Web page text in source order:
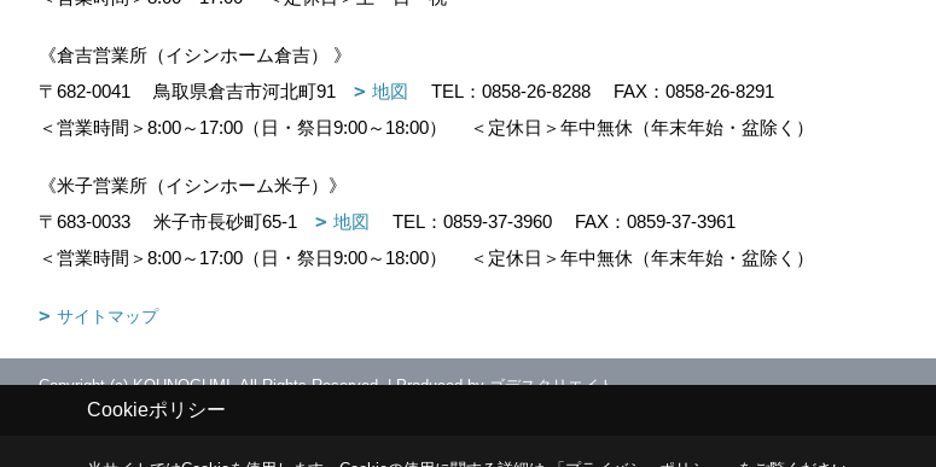
《倉吉営業所（イシンホーム倉吉） 》
〒682-0041
鳥取県倉吉市河北町91 地図 TEL： 0858-26-8288
FAX：0858-26-8291
＜営業時間＞8:00～17:00（日・祭日9:00～18:00）
＜定休日＞年中無休（年末年始・盆除く）
《米子営業所（イシンホーム米子）》
〒683-0033
米子市長砂町65-1 地図 TEL： 0859-37-3960
FAX：0859-37-3961
＜営業時間＞8:00～17:00（日・祭日9:00～18:00）
＜定休日＞年中無休（年末年始・盆除く）
サイトマップ
Copyright (c) KOUNOGUMI. All Rights Reserved.|Produced byゴデスクリエイト
Cookieポリシー